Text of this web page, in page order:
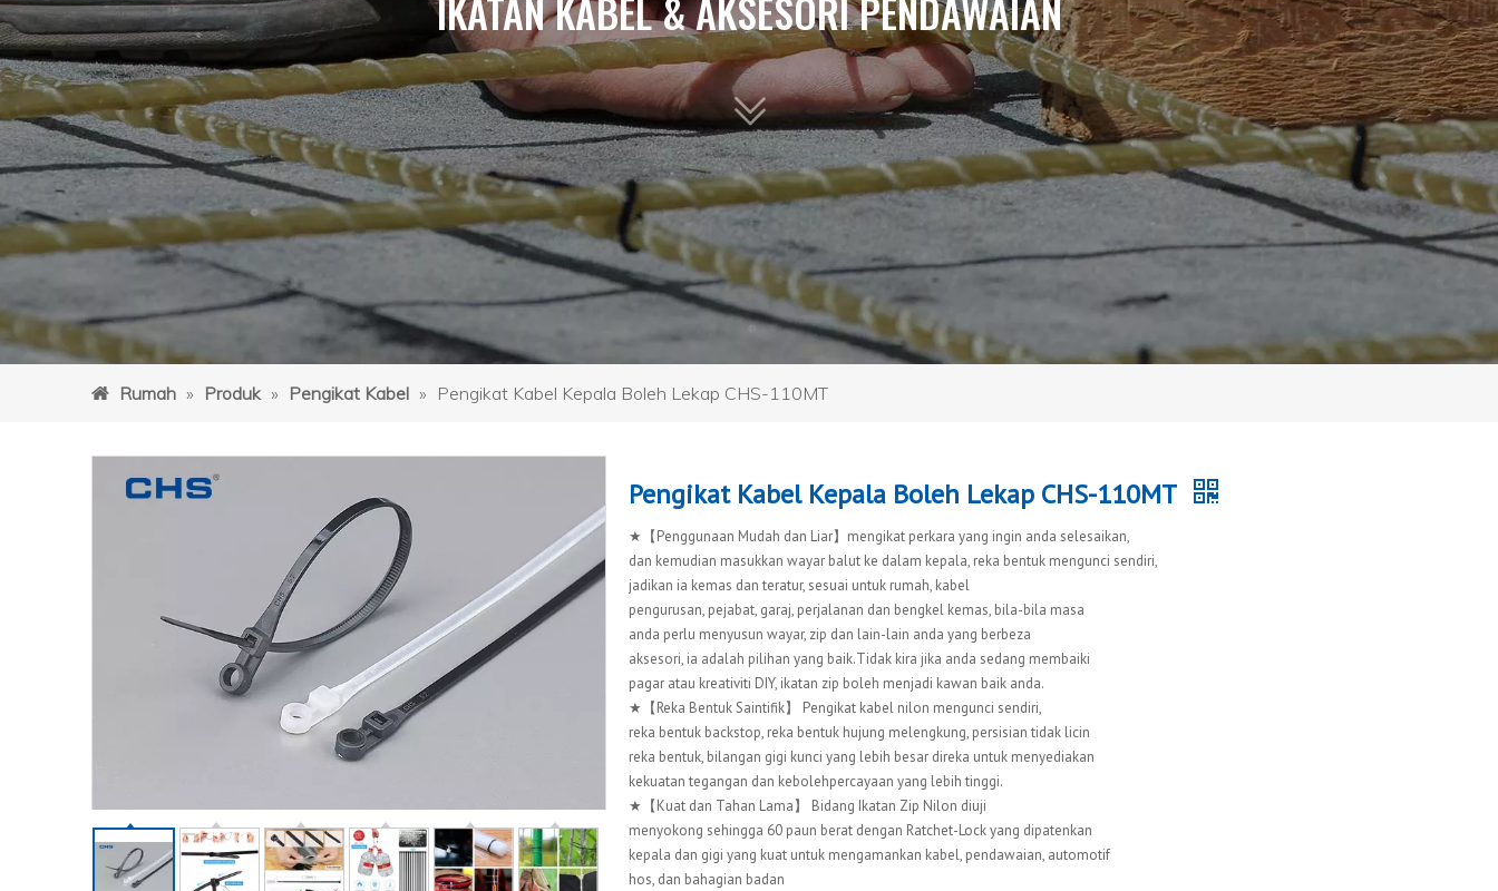
IKATAN KABEL & AKSESORI PENDAWAIAN
Rumah » Produk » Pengikat Kabel » Pengikat Kabel Kepala Boleh Lekap CHS-110MT
Pengikat Kabel Kepala Boleh Lekap CHS-110MT
★【Penggunaan Mudah dan Liar】mengikat perkara yang ingin anda selesaikan,
dan kemudian masukkan wayar balut ke dalam kepala, reka bentuk mengunci sendiri,
jadikan ia kemas dan teratur, sesuai untuk rumah, kabel
pengurusan, pejabat, garaj, perjalanan dan bengkel kemas, bila-bila masa
anda perlu menyusun wayar, zip dan lain-lain anda yang berbeza
aksesori, ia adalah pilihan yang baik.Tidak kira jika anda sedang membaiki
pagar atau kreativiti DIY, ikatan zip boleh menjadi kawan baik anda.
★【Reka Bentuk Saintifik】 Pengikat kabel nilon mengunci sendiri,
reka bentuk backstop, reka bentuk hujung melengkung, persisian tidak licin
reka bentuk, bilangan gigi kunci yang lebih besar direka untuk menyediakan
kekuatan tegangan dan kebolehpercayaan yang lebih tinggi.
★【Kuat dan Tahan Lama】 Bidang Ikatan Zip Nilon diuji
menyokong sehingga 60 paun berat dengan Ratchet-Lock yang dipatenkan
kepala dan gigi yang kuat untuk mengamankan kabel, pendawaian, automotif
hos, dan bahagian badan